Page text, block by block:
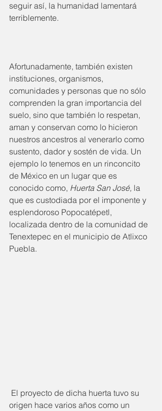
seguir así, la humanidad lamentará
terriblemente.
Afortunadamente, también existen
instituciones, organismos,
comunidades y personas que no sólo
comprenden la gran importancia del
suelo, sino que también lo respetan,
aman y conservan como lo hicieron
nuestros ancestros al venerarlo como
sustento, dador y sostén de vida. Un
ejemplo lo tenemos en un rinconcito
de México en un lugar que es
conocido como, Huerta San José, la
que es custodiada por el imponente y
esplendoroso Popocatépetl,
localizada dentro de la comunidad de
Tenextepec en el municipio de Atlixco
Puebla.
origen hace varios años como un